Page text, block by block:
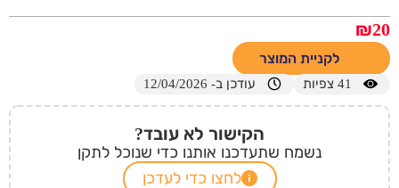
₪20
לקניית המוצר
41 צפיות עודכן ב- 12/04/2026
הקישור לא עובד?
נשמח שתעדכנו אותנו כדי שנוכל לתקן
לחצו כדי לעדכן